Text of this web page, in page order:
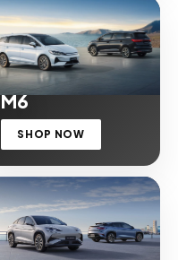
M6
SHOP NOW